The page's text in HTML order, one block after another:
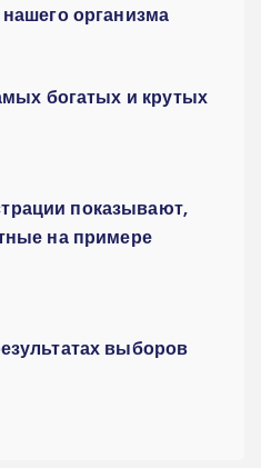
организма
богатых и крутых
показывают,
на примере
выборов